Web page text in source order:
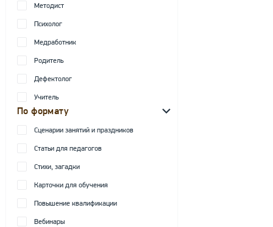
Методист
Психолог
Медработник
Родитель
Дефектолог
Учитель
По формату
Сценарии занятий и праздников
Статьи для педагогов
Стихи, загадки
Карточки для обучения
Повышение квалификации
Вебинары